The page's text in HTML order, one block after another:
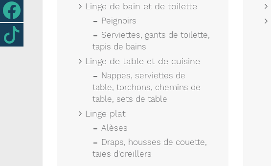
Linge de bain et de toilette
Peignoirs
Serviettes, gants de toilette,
tapis de bains
Linge de table et de cuisine
Nappes, serviettes de
table, torchons, chemins de
table, sets de table
Linge plat
Alèses
Draps, housses de couette,
taies d'oreillers